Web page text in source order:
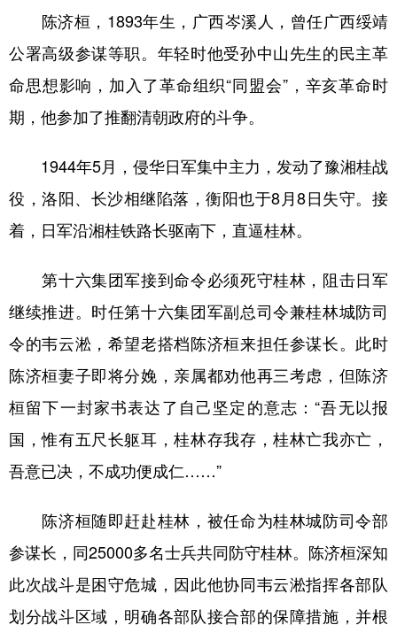
多语种频道
English Español Français عربى
Русский язык 日本語 한국어
陈济桓，1893年生，广西岑溪人，曾任广西绥靖
公署高级参谋等职。年轻时他受孙中山先生的民主革
命思想影响，加入了革命组织“同盟会”，辛亥革命时
期，他参加了推翻清朝政府的斗争。
1944年5月，侵华日军集中主力，发动了豫湘桂战
役，洛阳、长沙相继陷落，衡阳也于8月8日失守。接
着，日军沿湘桂铁路长驱南下，直逼桂林。
第十六集团军接到命令必须死守桂林，阻击日军
继续推进。时任第十六集团军副总司令兼桂林城防司
令的韦云淞，希望老搭档陈济桓来担任参谋长。此时
陈济桓妻子即将分娩，亲属都劝他再三考虑，但陈济
桓留下一封家书表达了自己坚定的意志：“吾无以报
国，惟有五尺长躯耳，桂林存我存，桂林亡我亦亡，
吾意已决，不成功便成仁……”
陈济桓随即赶赴桂林，被任命为桂林城防司令部
参谋长，同25000多名士兵共同防守桂林。陈济桓深知
此次战斗是困守危城，因此他协同韦云淞指挥各部队
划分战斗区域，明确各部队接合部的保障措施，并根